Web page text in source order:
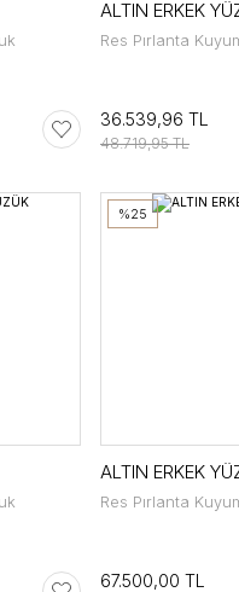
ALTIN ERKEK
Res Pırlanta
36.539,96 TL
48.719,95 TL
%25
ALTIN ERKEK
Res Pırlanta
67.500,00 TL